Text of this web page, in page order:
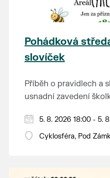
Pohádková
slovíček
Příběh o pravidlech a
usnadní zavedení
Hraje se jen za
Vstupné dobrovolné.
5. 8. 2026 18:00 - 5.
Cyklosféra, Pod